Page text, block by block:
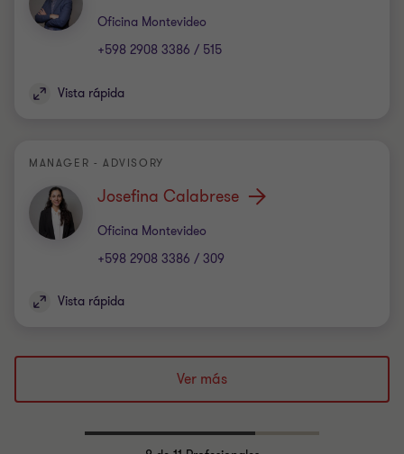
Oficina Montevideo
Oficina
+598 2908 3386 / 515
Vista rápida
MANAGER - ADVISORY
Josefina Calabrese
Oficina Montevideo
Oficina
+598 2908 3386 / 309
Vista rápida
Ver más